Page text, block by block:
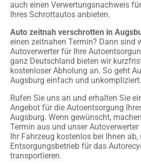
auch einen Verwertungsnachweis
Ihres Schrottautos anbieten.
Auto zeitnah verschrotten in
einen zeitnahen Termin? Dann sind
Autoverwerter für Ihre
ganz Deutschland bieten wir
kostenloser Abholung an. So geht
Augsburg einfach und unkompliziert.
Rufen Sie uns an und erhalten Sie
Angebot für die Autoentsorgung
Augsburg. Wenn gewünscht,
Termin aus und unser
Ihr Fahrzeug kostenlos bei Ihnen ab,
Entsorgungsbetrieb für das
transportieren.